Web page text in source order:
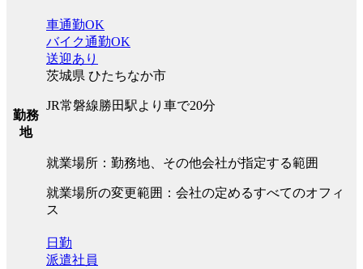
勤務
地
車通勤OK
バイク通勤OK
送迎あり
茨城県 ひたちなか市
JR常磐線勝田駅より車で20分
就業場所：勤務地、その他会社が指定する範囲
就業場所の変更範囲：会社の定めるすべてのオフィ
ス
日勤
派遣社員